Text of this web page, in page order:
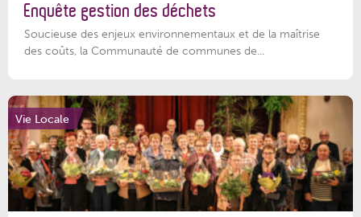
Enquête gestion des déchets
Soucieuse des enjeux environnementaux et de la maîtrise
des coûts, la Communauté de communes de...
Vie Locale